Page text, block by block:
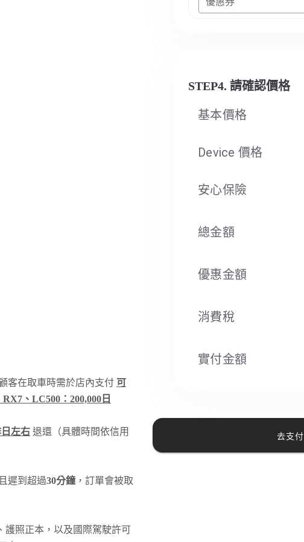
客在取車時需於店內支付 可
、LC500：200,000日
左右 退還（具體時間依信用
遲到超過30分鐘 ，訂單會被取
護照正本，以及國際駕駛許可
STEP4. 請確認價格
基本價格
Device 價格
安心保險
總金額
優惠金額
消費稅​
實付金額
去支付